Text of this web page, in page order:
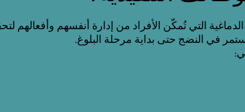
التي تُمكّن الأفراد من إدارة أنفسهم وأفعالهم
في النضج حتى بداية مرحلة البلوغ.